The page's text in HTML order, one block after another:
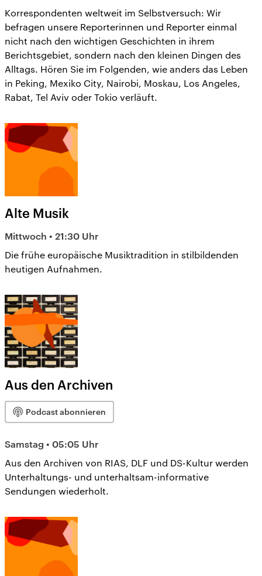
Korrespondenten weltweit im Selbstversuch: Wir
befragen unsere Reporterinnen und Reporter einmal
nicht nach den wichtigen Geschichten in ihrem
Berichtsgebiet, sondern nach den kleinen Dingen des
Alltags. Hören Sie im Folgenden, wie anders das Leben
in Peking, Mexiko City, Nairobi, Moskau, Los Angeles,
Rabat, Tel Aviv oder Tokio verläuft.
Alte Musik
Mittwoch • 21:30 Uhr
Die frühe europäische Musiktradition in stilbildenden
heutigen Aufnahmen.
Aus den Archiven
Podcast abonnieren
Samstag • 05:05 Uhr
Aus den Archiven von RIAS, DLF und DS-Kultur werden
Unterhaltungs- und unterhaltsam-informative
Sendungen wiederholt.